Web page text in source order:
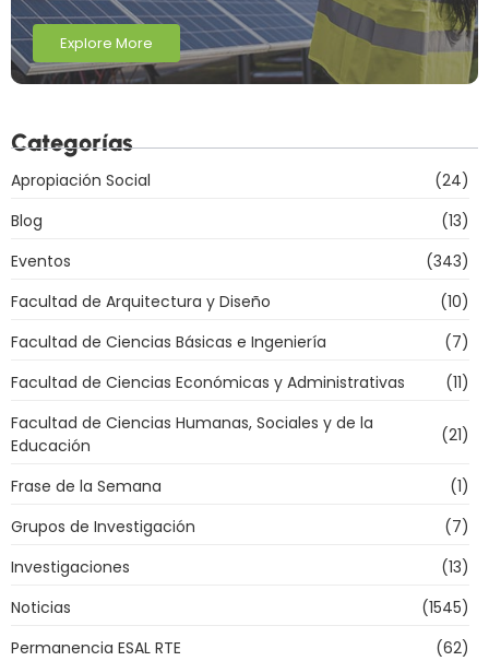
Explore More
Categorías
Apropiación Social
(24)
Blog
(13)
Eventos
(343)
Facultad de Arquitectura y Diseño
(10)
Facultad de Ciencias Básicas e Ingeniería
(7)
Facultad de Ciencias Económicas y Administrativas
(11)
Facultad de Ciencias Humanas, Sociales y de la
Educación
(21)
Frase de la Semana
(1)
Grupos de Investigación
(7)
Investigaciones
(13)
Noticias
(1545)
Permanencia ESAL RTE
(62)